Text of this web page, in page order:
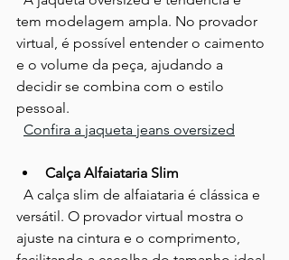
tem modelagem ampla. No provador
virtual, é possível entender o caimento
e o volume da peça, ajudando a
decidir se combina com o estilo
pessoal.
Confira a jaqueta jeans oversized
Calça Alfaiataria Slim
versátil. O provador virtual mostra o
ajuste na cintura e o comprimento,